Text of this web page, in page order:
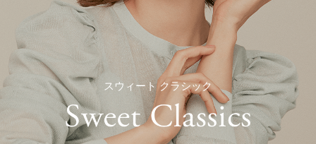
スウィート クラシック